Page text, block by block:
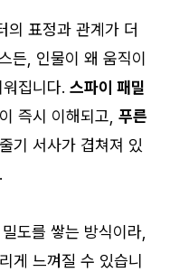
의 표정과 관계가 더
든, 인물이 왜 움직이
집니다. 스파이 패밀
즉시 이해되고, 푸른
기 서사가 겹쳐져 있
도를 쌓는 방식이라,
게 느껴질 수 있습니